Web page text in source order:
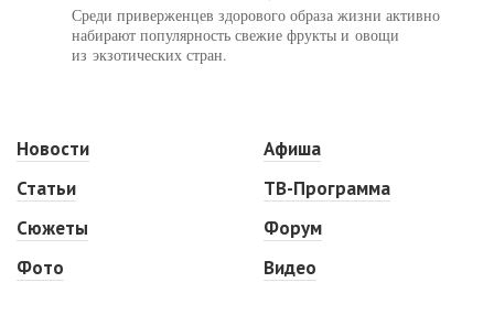
Среди приверженцев здорового образа жизни активно
набирают популярность свежие фрукты и овощи
из экзотических стран.
Новости
Статьи
Сюжеты
Фото
Афиша
ТВ-Программа
Форум
Видео